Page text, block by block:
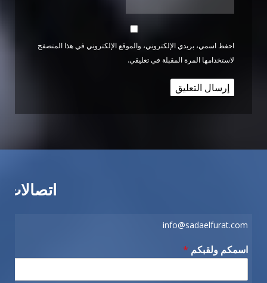
احفظ اسمي، بريدي الإلكتروني، والموقع الإلكتروني في هذا المتصفح
لاستخدامها المرة المقبلة في تعليقي.
اتصالات
info@sadaelfurat.com
اسمكم ولقبكم *